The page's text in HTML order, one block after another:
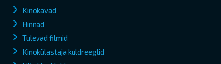
Kinokavad
Hinnad
Tulevad filmid
Kinokülastaja kuldreeglid